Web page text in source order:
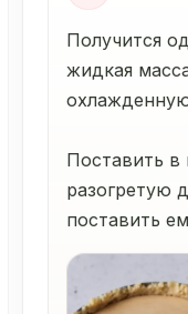
Получится
жидкая
Поставить в
разогретую
поставить